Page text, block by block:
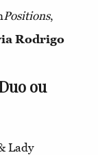
Positions,
Rodrigo
ou
Lady